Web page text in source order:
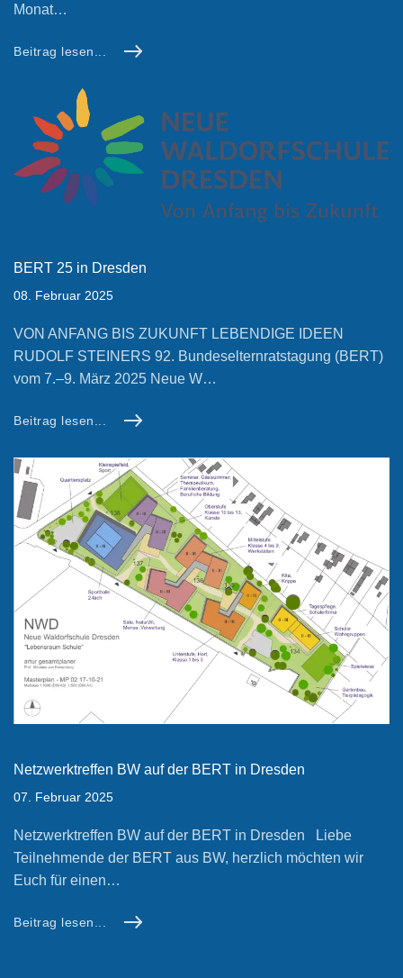
Monat…
Beitrag lesen...
BERT 25 in Dresden
08. Februar 2025
VON ANFANG BIS ZUKUNFT LEBENDIGE IDEEN
RUDOLF STEINERS 92. Bundeselternratstagung (BERT)
vom 7.–9. März 2025 Neue W…
Beitrag lesen...
Netzwerktreffen BW auf der BERT in Dresden
07. Februar 2025
Netzwerktreffen BW auf der BERT in Dresden Liebe
Teilnehmende der BERT aus BW, herzlich möchten wir
Euch für einen…
Beitrag lesen...